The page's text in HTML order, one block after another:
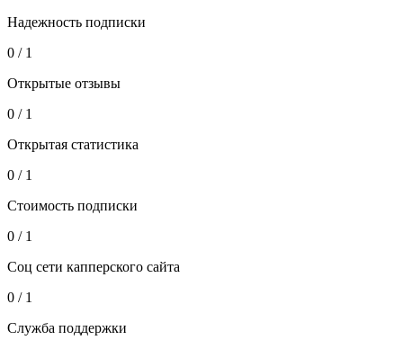
Надежность подписки
0 / 1
Открытые отзывы
0 / 1
Открытая статистика
0 / 1
Стоимость подписки
0 / 1
Соц сети капперского сайта
0 / 1
Служба поддержки